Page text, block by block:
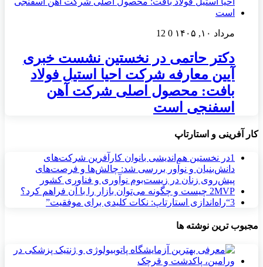
مرداد ۱۰, ۱۴۰۵ 0
12
دکتر حاتمی در نخستین نشست خبری
آیین معارفه شرکت احیا استیل فولاد
بافت: محصول اصلی شرکت آهن
اسفنجی است
کار آفرینی و استارتاپ
1در نخستین هم‌اندیشی بانوان کارآفرین شرکت‌های
دانش‌بنیان و نوآور بررسی شد: چالش‌ها و فرصت‌های
پیش‌روی زنان در زیست‌بوم نوآوری و فناوری کشور
2MVP چیست و چگونه می‌توان بازار را با آن فراهم کرد؟
3“راه‌اندازی استارتاپ: نکات کلیدی برای موفقیت”
مجبوب ترین نوشته ها